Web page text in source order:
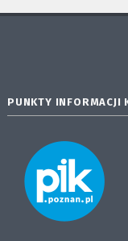
PUNKTY INFORMACJI